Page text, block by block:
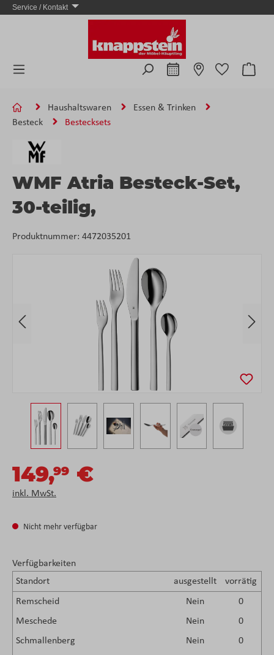
Zum Hauptinhalt springen
Service / Kontakt
Haushaltswaren
Essen & Trinken
Besteck
Bestecksets
WMF Atria Besteck-Set,
30-teilig,
Produktnummer: 4472035201
149,99 €
inkl. MwSt.
Nicht mehr verfügbar
Verfügbarkeiten
Standort
ausgestellt vorrätig
Remscheid Nein
0
Meschede
Nein
0
Schmallenberg
Nein
0